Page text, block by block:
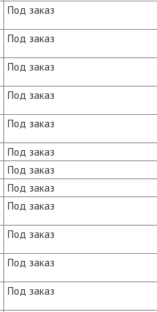
Под заказ
Под заказ
Под заказ
Под заказ
Под заказ
Под заказ
Под заказ
Под заказ
Под заказ
Под заказ
Под заказ
Под заказ